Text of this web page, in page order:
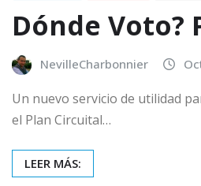
Dónde
NevilleCharbonnier
Un nuevo servicio de utilidad
el Plan Circuital…
LEER MÁS: